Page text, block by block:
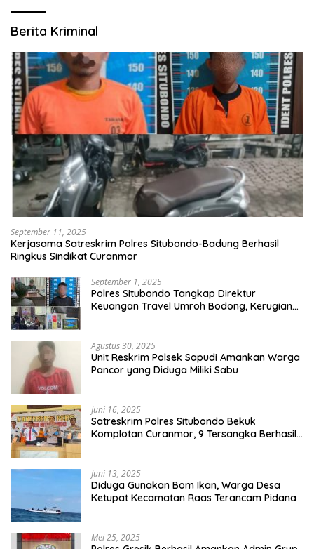
Berita Kriminal
September 11, 2025
Kerjasama Satreskrim Polres Situbondo-Badung Berhasil
Ringkus Sindikat Curanmor
September 1, 2025
Polres Situbondo Tangkap Direktur
Keuangan Travel Umroh Bodong, Kerugian
Agustus 30, 2025
Unit Reskrim Polsek Sapudi Amankan Warga
Pancor yang Diduga Miliki Sabu
Juni 16, 2025
Satreskrim Polres Situbondo Bekuk
Komplotan Curanmor, 9 Tersangka Berhasil
Juni 13, 2025
Diduga Gunakan Bom Ikan, Warga Desa
Ketupat Kecamatan Raas Terancam Pidana
Mei 25, 2025